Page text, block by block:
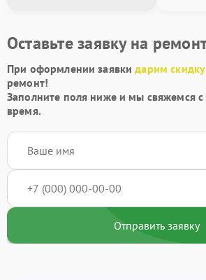
Оставьте заявку на
При оформлении заявкидарим
ремонт!
Заполните поля ниже и мы свяжемся
время.
Отправить заявку